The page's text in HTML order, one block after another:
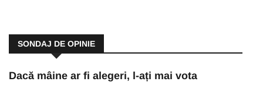
SONDAJ DE OPINIE
Dacă mâine ar fi alegeri, l-ați mai vota